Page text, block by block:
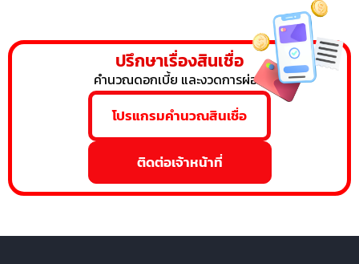
ปรึกษาเรื่องสินเชื่อ
คำนวณดอกเบี้ย และงวดการผ่อน
โปรแกรมคำนวณสินเชื่อ
ติดต่อเจ้าหน้าที่